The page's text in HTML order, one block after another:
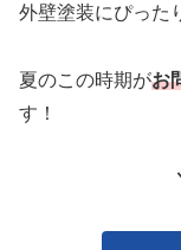
外壁塗装にぴった
夏のこの時期がお
す！